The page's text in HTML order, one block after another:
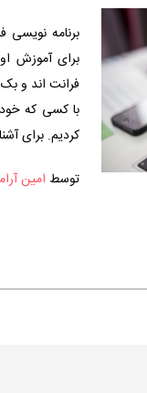
برنامه
برای آموزش
فرانت اند و
با کسی که
کردیم. برای
توسط امین